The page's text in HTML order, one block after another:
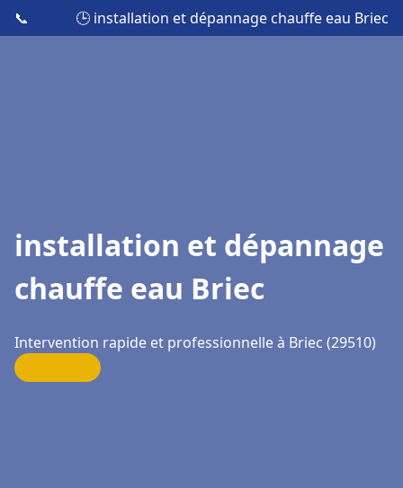
📞 🕒 installation et dépannage chauffe eau Briec
installation et dépannage
chauffe eau Briec
Intervention rapide et professionnelle à Briec (29510)